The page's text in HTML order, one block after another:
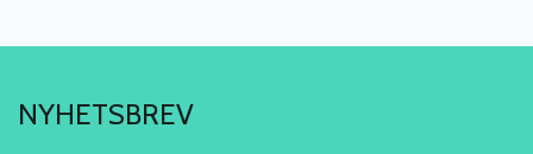
NYHETSBREV